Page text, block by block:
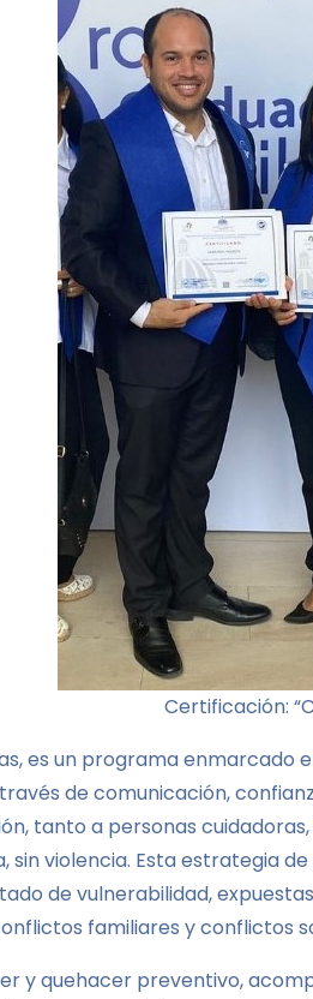
Certificación:
es un programa enmarcado
de comunicación,
tanto a personas
sin violencia. Esta estrategia
de vulnerabilidad,
familiares y conflictos
y quehacer preventivo,